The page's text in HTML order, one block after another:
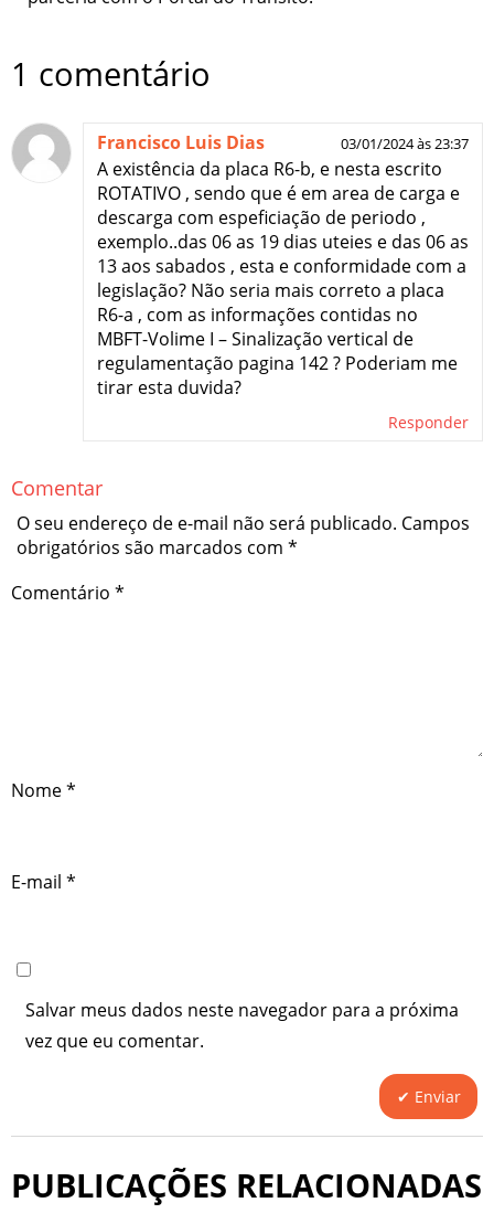
1 comentário
Francisco Luis Dias 03/01/2024 às 23:37
A existência da placa R6-b, e nesta escrito
ROTATIVO , sendo que é em area de carga e
descarga com espeficiação de periodo ,
exemplo..das 06 as 19 dias uteies e das 06 as
13 aos sabados , esta e conformidade com a
legislação? Não seria mais correto a placa
R6-a , com as informações contidas no
MBFT-Volime I – Sinalização vertical de
regulamentação pagina 142 ? Poderiam me
tirar esta duvida?
Responder
Comentar
O seu endereço de e-mail não será publicado. Campos
obrigatórios são marcados com *
Comentário *
Nome*
E-mail *
Salvar meus dados neste navegador para a próxima
vez que eu comentar.
PUBLICAÇÕES RELACIONADAS